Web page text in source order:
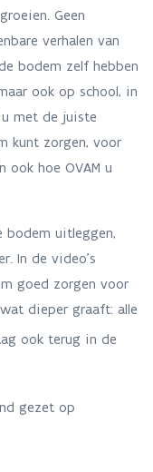
Geen
verhalen van
bodem zelf hebben
ook op school, in
met de juiste
kunt zorgen, voor
ook hoe OVAM u
bodem uitleggen,
In de video’s
goed zorgen voor
dieper graaft: alle
ook terug in de
gezet op